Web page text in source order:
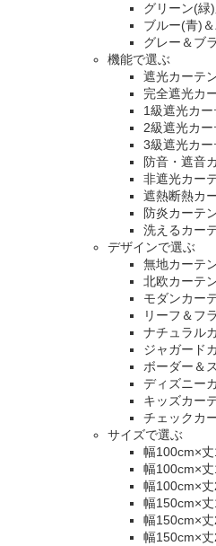
グリーン(緑
ブルー(青)
グレー＆ブ
機能で選ぶ
遮光カーテ
完全遮光カ
1級遮光カー
2級遮光カー
3級遮光カー
防音・遮音
非遮光カー
遮熱断熱カ
防炎カーテ
洗えるカー
デザインで選ぶ
無地カーテ
北欧カーテ
モダンカー
リーフ＆フ
ナチュラル
ジャガード
ボーダー＆
ディズニー
キッズカー
チェックカ
サイズで選ぶ
幅100cm×
幅100cm×
幅100cm×
幅150cm×
幅150cm×
幅150cm×